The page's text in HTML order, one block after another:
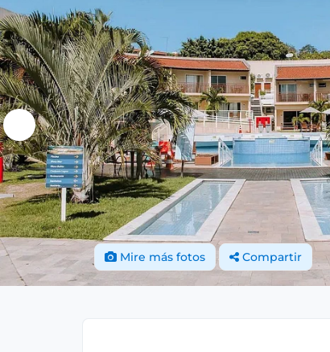
Mire más fotos Compartir